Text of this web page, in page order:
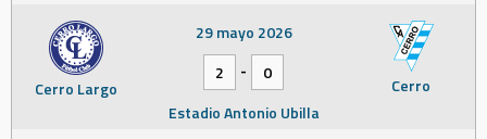
Cerro Largo Cerro
29 mayo 2026
2
-
0
Estadio Antonio Ubilla